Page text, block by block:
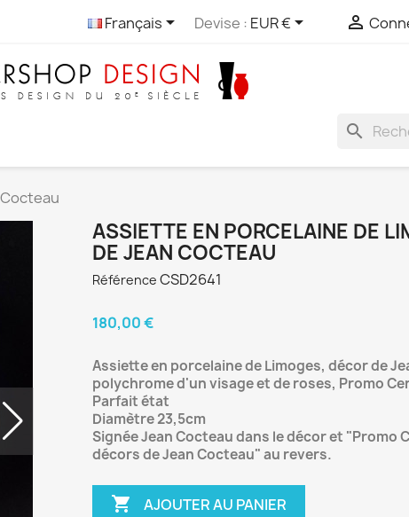
Français Devise : EUR € 
search
ASSIETTE EN PORCELAINE DE
DE JEAN COCTEAU
Référence CSD2641
180,00 €
Assiette en porcelaine de Limoges, décor de
polychrome d'un visage et de roses, Promo
Parfait état
Diamètre 23,5cm
Signée Jean Cocteau dans le décor et "Promo
décors de Jean Cocteau" au revers.
 AJOUTER AU PANIER